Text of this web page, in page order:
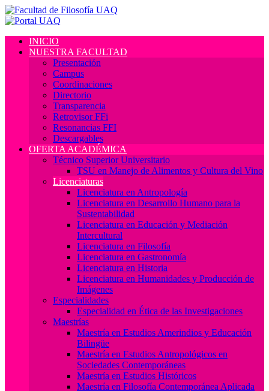
INICIO
NUESTRA FACULTAD
Presentación
Campus
Coordinaciones
Directorio
Transparencia
Retrovisor FFi
Resonancias FFI
Descargables
OFERTA ACADÉMICA
Técnico Superior Universitario
TSU en Manejo de Alimentos y Cultura del Vino
Licenciaturas
Licenciatura en Antropología
Licenciatura en Desarrollo Humano para la
Sustentabilidad
Licenciatura en Educación y Mediación
Intercultural
Licenciatura en Filosofía
Licenciatura en Gastronomía
Licenciatura en Historia
Licenciatura en Humanidades y Producción de
Imágenes
Especialidades
Especialidad en Ética de las Investigaciones
Maestrías
Maestría en Estudios Amerindios y Educación
Bilingüe
Maestría en Estudios Antropológicos en
Sociedades Contemporáneas
Maestría en Estudios Históricos
Maestría en Filosofía Contemporánea Aplicada